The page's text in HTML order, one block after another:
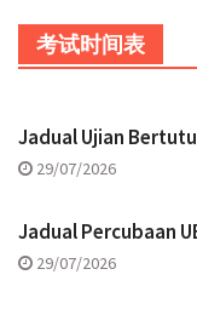
考试时间表
Jadual Ujian
29/07/2026
Jadual Percubaan
29/07/2026